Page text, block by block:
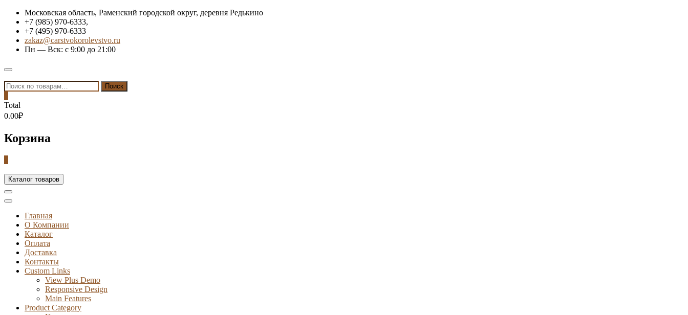
Skip
content
Московская область, Раменский городской округ, деревня Редькино
+7 (985) 970-6333,
+7 (495) 970-6333
zakaz@carstvokorolevstvo.ru
Пн — Вск: с 9:00 до 21:00
Topbar
Menu
Искать: Поиск
Total
0.00₽
Корзина
Каталог товаров
Главная
О Компании
Каталог
Оплата
Доставка
Контакты
Custom Links
View Plus Demo
Responsive Design
Main Features
Product Category